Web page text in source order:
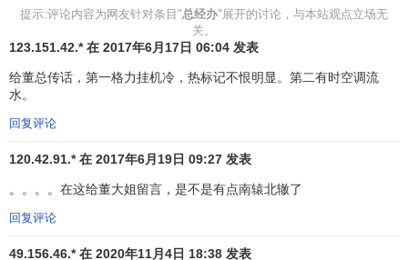
总经办在一个企业中，是沟通上下、协调左右、联系内
的话，那么，总经理是大脑，各业务部门是四肢，总经办则
是中枢神经系统。是总经办把大脑的指令传递给四肢，又把
四肢的信息反馈给大脑，以便让大脑及时调整决策，推动整
个肌体的正常运行。
总经办虽然与其他部门同属一类级别，但是，其他业务
部门是执行层、操作层，总经办则是中介层，总经办直接辅
提示:评论内容为网友针对条目"总经办"展开的讨论，与本站观点立场无
关。
123.151.42.* 在 2017年6月17日 06:04 发表
给董总传话，第一格力挂机冷，热标记不恨明显。第二有时空调流
水。
回复评论
120.42.91.* 在 2017年6月19日 09:27 发表
。。。。在这给董大姐留言，是不是有点南辕北辙了
回复评论
49.156.46.* 在 2020年11月4日 18:38 发表